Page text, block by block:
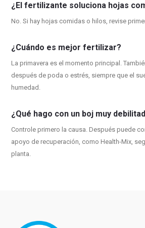
¿El fertilizante soluciona hojas
No. Si hay hojas comidas o hilos, revise
¿Cuándo es mejor fertilizar?
La primavera es el momento principal.
después de poda o estrés, siempre que el
humedad.
¿Qué hago con un boj muy
Controle primero la causa. Después puede
apoyo de recuperación, como Health-Mix,
planta.